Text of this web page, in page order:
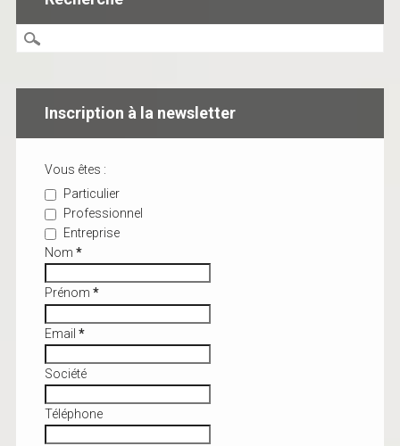
Inscription à la newsletter
Vous êtes :
Particulier
Professionnel
Entreprise
Nom *
Prénom *
Email *
Société
Téléphone